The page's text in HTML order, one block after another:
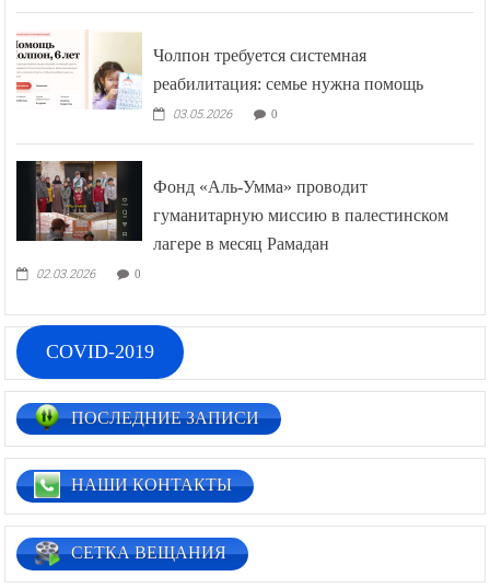
Чолпон требуется системная
реабилитация: семье нужна помощь
03.05.2026 0
Фонд «Аль-Умма» проводит
гуманитарную миссию в палестинском
лагере в месяц Рамадан
02.03.2026 0
COVID-2019
ПОСЛЕДНИЕ ЗАПИСИ
НАШИ КОНТАКТЫ
СЕТКА ВЕЩАНИЯ